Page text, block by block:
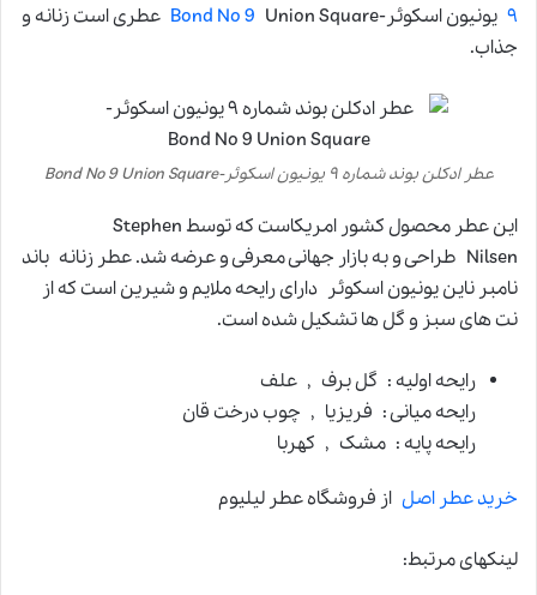
۹ یونیون اسکوئر- Bond No 9 Union Square عطری است زنانه و
جذاب.
عطر ادکلن بوند شماره ۹ یونیون اسکوئر-Bond No 9 Union Square
این عطر محصول کشور امریکاست که توسط Stephen
Nilsen طراحی و به بازار جهانی معرفی و عرضه شد. عطر زنانه باند
نامبر ناین یونیون اسکوئر دارای رایحه ملایم و شیرین است که از
نت های سبز و گل ها تشکیل شده است.
رایحه اولیه : گل برف , علف
رایحه میانی : فریزیا , چوب درخت قان
رایحه پایه : مشک , کهربا
خرید عطر اصل از فروشگاه عطر لیلیوم
لینکهای مرتبط: